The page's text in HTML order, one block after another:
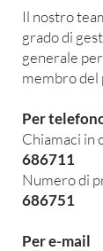
Il nostro
grado di
generale
membro del
Per
Chiamaci in
686711
Numero di
686751
Per e-mail